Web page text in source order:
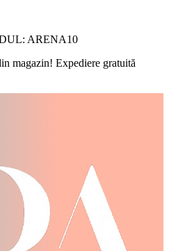
ARENA10
magazin! Expediere gratuită